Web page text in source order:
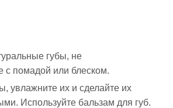
губы, не
с помадой или блеском.
увлажните их и сделайте их
Используйте бальзам для губ.